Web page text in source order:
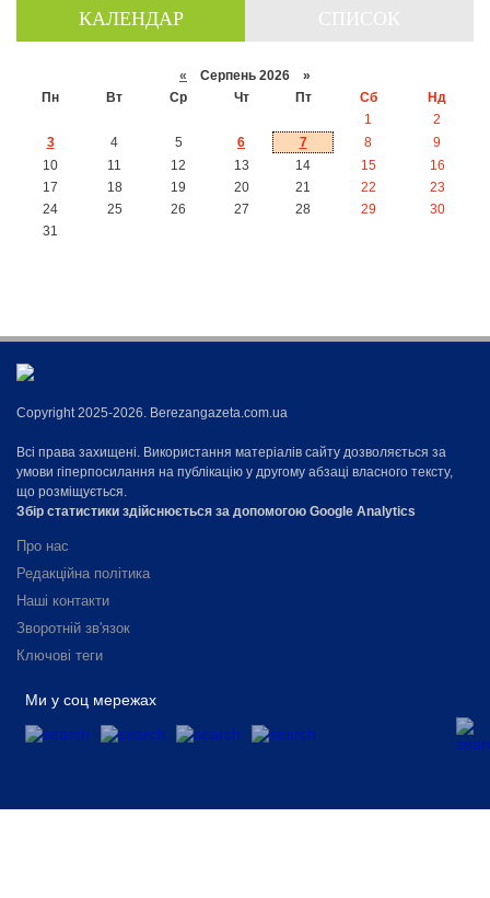
КАЛЕНДАР
« Серпень 2026 »
Пн
Вт Ср Чт Пт Сб
Нд
1
2
3
4 5 6 7 8
9
10
11 12 13 14 15
16
17
18 19 20 21 22
23
24
25 26 27 28 29
30
31
Copyright 2025-2026. Berezangazeta.com.ua
Всі права захищені. Використання матеріалів сайту дозволяється за
умови гіперпосилання на публікацію у другому абзаці власного тексту,
що розміщується.
Збір статистики здійснюється за допомогою Google Analytics
Про нас
Редакційна політика
Наші контакти
Зворотній зв'язок
Ключові теги
Ми у соц мережах